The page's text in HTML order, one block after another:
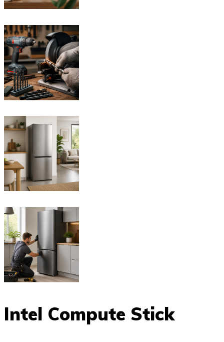
Intel Compute Stick